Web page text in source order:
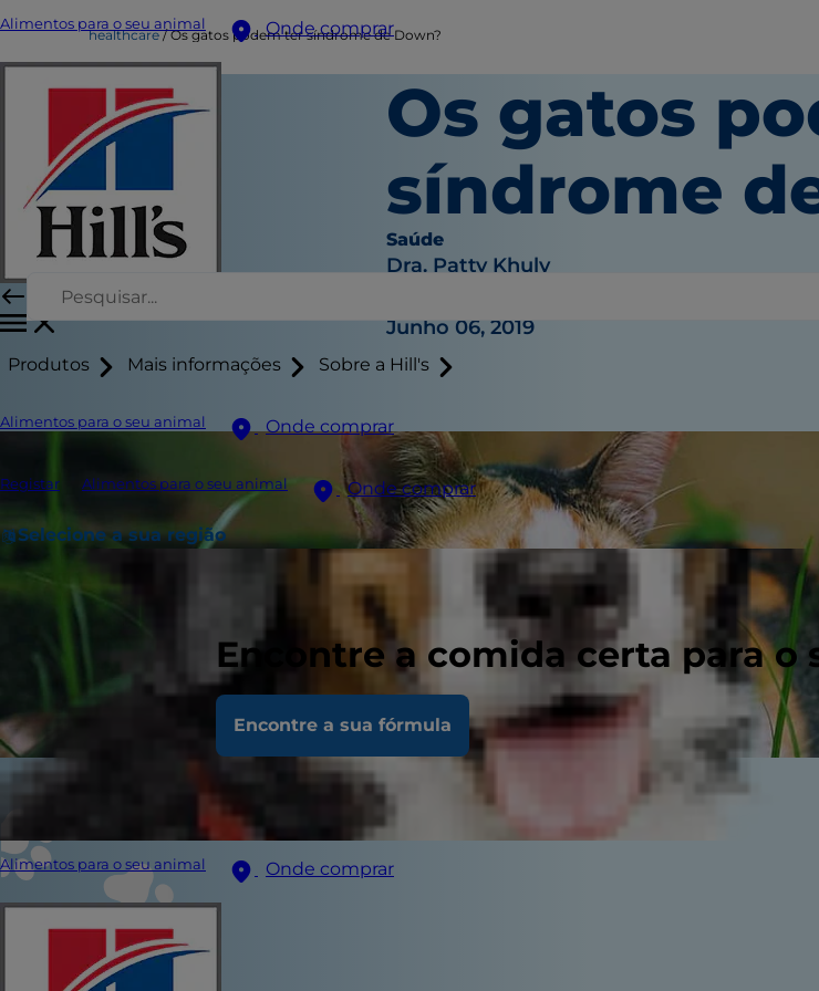
Alimentos para o seu animal Onde comprar
Produtos Mais informações Sobre a Hill's
Alimentos para o seu animal Onde comprar
Registar Alimentos para o seu animal Onde comprar
Selecione a sua região
Encontre a comida certa para
Encontre a sua fórmula
Alimentos para o seu animal Onde comprar
healthcare Os gatos podem ter síndrome de Down?
Os gatos
síndrome
Saúde
Dra. Patty Khuly
Junho 06, 2019